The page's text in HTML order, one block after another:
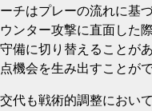
ーチはプレーの流れに基
ウンター攻撃に直面した
守備に切り替えることが
点機会を生み出すことがで
交代も戦術的調整におい